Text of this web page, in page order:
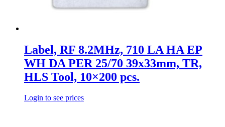
Label, RF 8.2MHz, 710 LA HA EP
WH DA PER 25/70 39x33mm, TR,
HLS Tool, 10×200 pcs.
Login to see prices